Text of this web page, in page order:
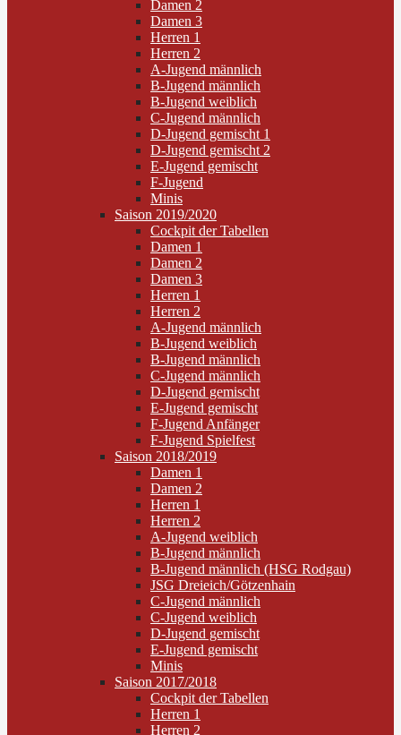
Damen 2
Damen 3
Herren 1
Herren 2
A-Jugend männlich
B-Jugend männlich
B-Jugend weiblich
C-Jugend männlich
D-Jugend gemischt 1
D-Jugend gemischt 2
E-Jugend gemischt
F-Jugend
Minis
Saison 2019/2020
Cockpit der Tabellen
Damen 1
Damen 2
Damen 3
Herren 1
Herren 2
A-Jugend männlich
B-Jugend weiblich
B-Jugend männlich
C-Jugend männlich
D-Jugend gemischt
E-Jugend gemischt
F-Jugend Anfänger
F-Jugend Spielfest
Saison 2018/2019
Damen 1
Damen 2
Herren 1
Herren 2
A-Jugend weiblich
B-Jugend männlich
B-Jugend männlich (HSG Rodgau)
JSG Dreieich/Götzenhain
C-Jugend männlich
C-Jugend weiblich
D-Jugend gemischt
E-Jugend gemischt
Minis
Saison 2017/2018
Cockpit der Tabellen
Herren 1
Herren 2